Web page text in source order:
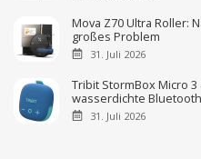
Mova Z70 Ultra Roller:
großes Problem
31. Juli 2026
Tribit StormBox Micro
wasserdichte
31. Juli 2026